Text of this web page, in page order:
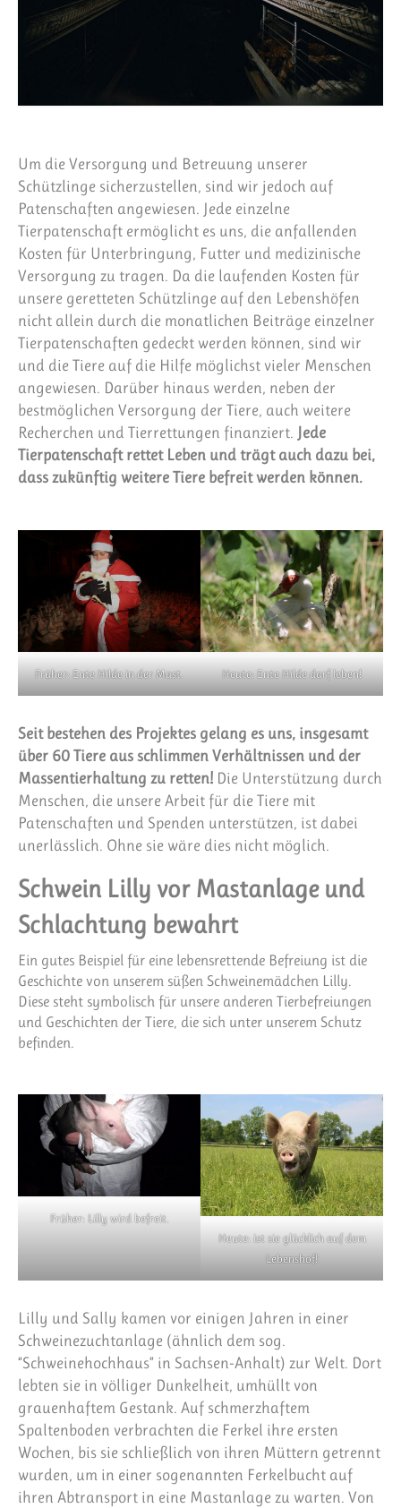
Um die Versorgung und Betreuung unserer
Schützlinge sicherzustellen, sind wir jedoch auf
Patenschaften angewiesen. Jede einzelne
Tierpatenschaft ermöglicht es uns, die anfallenden
Kosten für Unterbringung, Futter und medizinische
Versorgung zu tragen. Da die laufenden Kosten für
unsere geretteten Schützlinge auf den Lebenshöfen
nicht allein durch die monatlichen Beiträge einzelner
Tierpatenschaften gedeckt werden können, sind wir
und die Tiere auf die Hilfe möglichst vieler Menschen
angewiesen. Darüber hinaus werden, neben der
bestmöglichen Versorgung der Tiere, auch weitere
Recherchen und Tierrettungen finanziert. Jede
Tierpatenschaft rettet Leben und trägt auch dazu bei,
dass zukünftig weitere Tiere befreit werden können.
Früher: Ente Hilde in der Mast. Heute: Ente Hilde darf leben!
Seit bestehen des Projektes gelang es uns, insgesamt
über 60 Tiere aus schlimmen Verhältnissen und der
Massentierhaltung zu retten! Die Unterstützung durch
Menschen, die unsere Arbeit für die Tiere mit
Patenschaften und Spenden unterstützen, ist dabei
unerlässlich. Ohne sie wäre dies nicht möglich.
Schwein Lilly vor Mastanlage und
Schlachtung bewahrt
Ein gutes Beispiel für eine lebensrettende Befreiung ist die
Geschichte von unserem süßen Schweinemädchen Lilly.
Diese steht symbolisch für unsere anderen Tierbefreiungen
und Geschichten der Tiere, die sich unter unserem Schutz
befinden.
Früher: Lilly wird befreit.
Heute: ist sie glücklich auf dem
Lebenshof!
Lilly und Sally kamen vor einigen Jahren in einer
Schweinezuchtanlage (ähnlich dem sog.
“Schweinehochhaus” in Sachsen-Anhalt) zur Welt. Dort
lebten sie in völliger Dunkelheit, umhüllt von
grauenhaftem Gestank. Auf schmerzhaftem
Spaltenboden verbrachten die Ferkel ihre ersten
Wochen, bis sie schließlich von ihren Müttern getrennt
wurden, um in einer sogenannten Ferkelbucht auf
ihren Abtransport in eine Mastanlage zu warten. Von